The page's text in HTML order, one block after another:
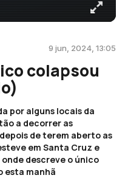
9 jun, 2024, 13:05
colapsou
por alguns locais da
a decorrer as
de terem aberto as
em Santa Cruz e
descreve o único
esta manhã